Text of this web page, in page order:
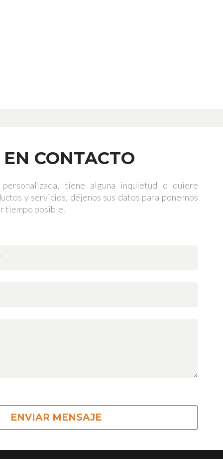
EN CONTACTO
tiene alguna inquietud o quiere
y servicios, déjenos sus datos para ponernos
tiempo posible.